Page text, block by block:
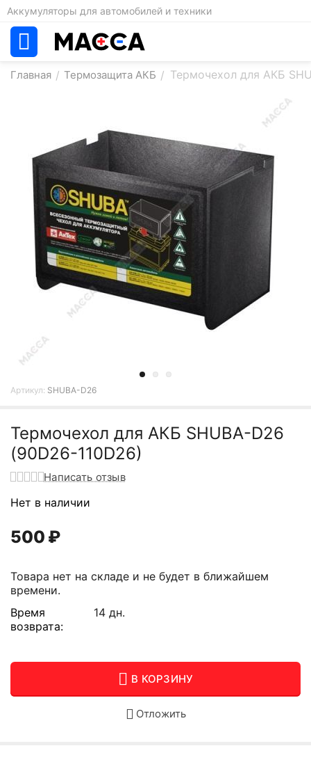
Аккумуляторы для автомобилей и техники
Главная / Термозащита АКБ / Термочехол для АКБ
Артикул: SHUBA-D26
Термочехол для АКБ SHUBA-D26
(90D26-110D26)
Написать отзыв
Нет в наличии
500 ₽
Товара нет на складе и не будет в ближайшем
времени.
Время
возврата:
14 дн.
В КОРЗИНУ
Отложить